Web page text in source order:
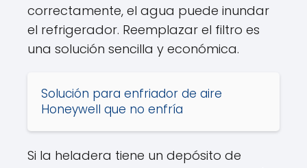
correctamente, el agua puede inundar
el refrigerador. Reemplazar el filtro es
una solución sencilla y económica.
Solución para enfriador de aire
Honeywell que no enfría
Si la heladera tiene un depósito de